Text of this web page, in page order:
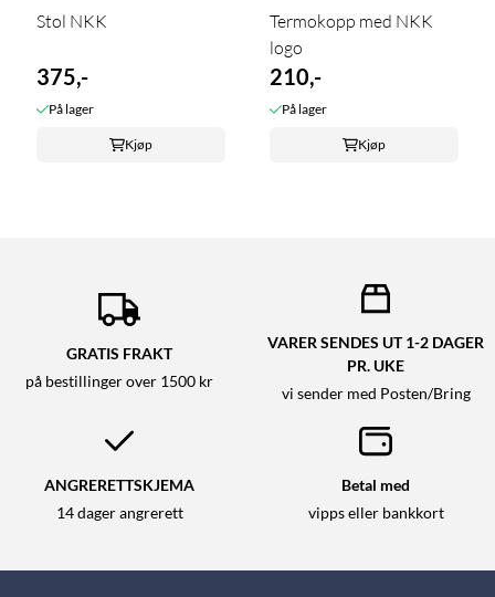
Stol NKK
375,-
På lager
Kjøp
Termokopp med NKK
logo
210,-
På lager
Kjøp
GRATIS FRAKT
på bestillinger over 1500 kr
VARER SENDES UT 1-2 DAGER
PR. UKE
vi sender med Posten/Bring
ANGRERETTSKJEMA
14 dager angrerett
Betal med
vipps eller bankkort